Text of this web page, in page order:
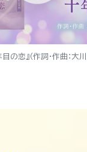
の恋』（作詞・作曲：大